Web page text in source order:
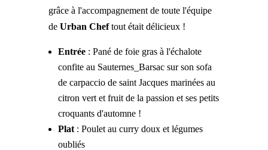
grâce à l'accompagnement de toute l'équipe
de Urban Cheftout était délicieux !
Entrée: Pané de foie gras à l'échalote
confite au Sauternes_Barsac sur son sofa
de carpaccio de saint Jacques marinées au
citron vert et fruit de la passion et ses petits
croquants d'automne !
Plat: Poulet au curry doux et légumes
oubliés